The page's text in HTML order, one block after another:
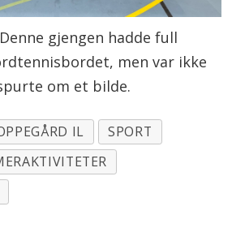
Denne gjengen hadde full
men var ikke
om et bilde.
IL
SPORT